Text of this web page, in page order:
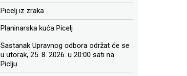
Picelj iz zraka
Planinarska kuća Picelj
Sastanak Upravnog odbora održat će se
u utorak, 25. 8. 2026. u 20:00 sati na
Piclju.